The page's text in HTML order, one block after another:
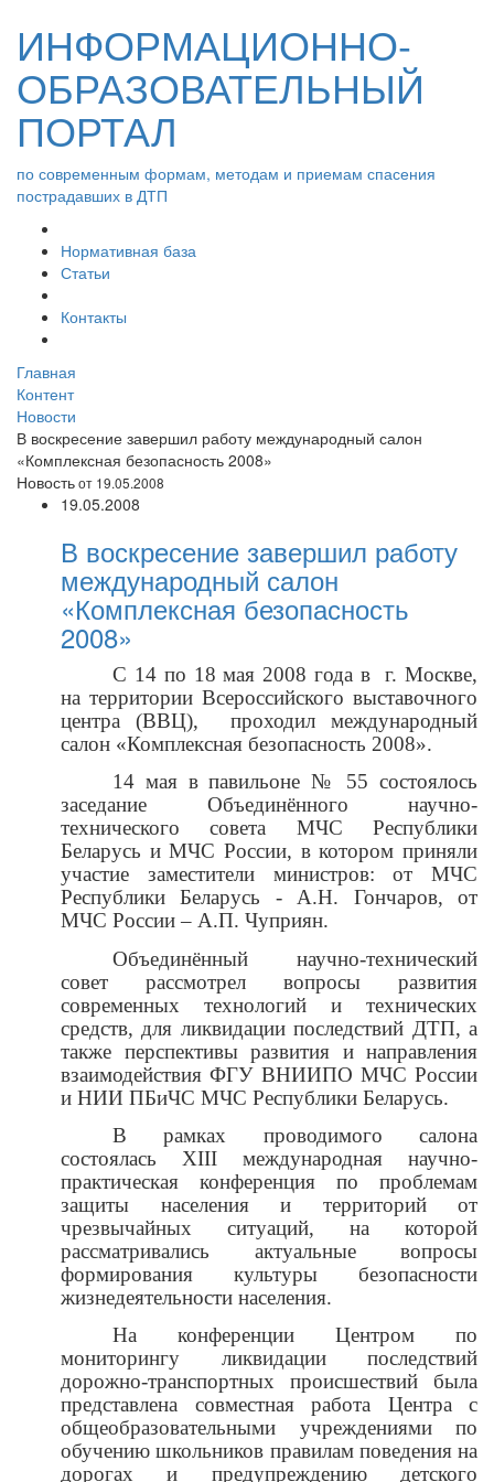
ИНФОРМАЦИОННО-
ОБРАЗОВАТЕЛЬНЫЙ
ПОРТАЛ
по современным формам, методам и приемам спасения
пострадавших в ДТП
Нормативная база
Статьи
Контакты
Главная
Контент
Новости
В воскресение завершил работу международный салон
«Комплексная безопасность 2008»
Новостьот 19.05.2008
19.05.2008
В воскресение завершил работу
международный салон
«Комплексная безопасность
2008»
С 14 по 18 мая 2008 года в
г. Москве,
на территории Всероссийского выставочного
центра (ВВЦ),
проходил международный
салон «Комплексная безопасность 2008».
14 мая в павильоне № 55 состоялось
заседание Объединённого научно-
технического совета МЧС Республики
Беларусь и МЧС России, в котором приняли
участие заместители министров: от МЧС
Республики Беларусь - А.Н. Гончаров, от
МЧС России – А.П. Чуприян.
Объединённый научно-технический
совет рассмотрел вопросы развития
современных технологий и технических
средств, для ликвидации последствий ДТП, а
также перспективы развития и направления
взаимодействия ФГУ ВНИИПО МЧС России
и НИИ ПБиЧС МЧС Республики Беларусь.
В рамках проводимого салона
состоялась XIII международная научно-
практическая конференция по проблемам
защиты населения и территорий от
чрезвычайных ситуаций, на которой
рассматривались актуальные вопросы
формирования культуры безопасности
жизнедеятельности населения.
На конференции Центром по
мониторингу ликвидации последствий
дорожно-транспортных происшествий была
представлена совместная работа Центра с
общеобразовательными учреждениями по
обучению школьников правилам поведения на
дорогах и предупреждению детского